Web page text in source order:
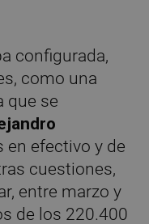
configurada,
como una
que se
en efectivo y de
cuestiones,
entre marzo y
de los 220.400